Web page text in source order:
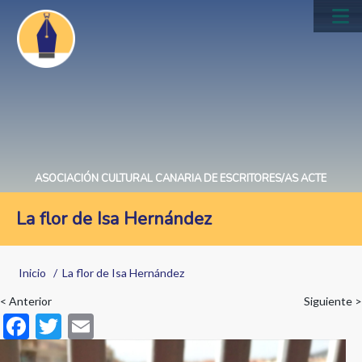
Pasar
contenido
principal
ASOCIACIÓN CULTURAL CANARIA DE ESCRITORES/AS ACTE
La flor de Isa Hernández
Sobrescribir
enlaces
de
ayuda
Inicio La flor de Isa Hernández
< Anterior Siguiente >
F
ac
T
w m